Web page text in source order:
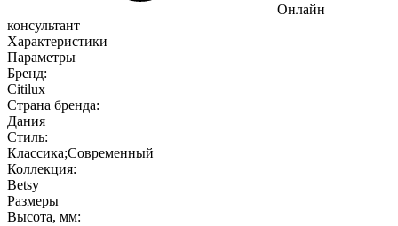
Онлайн
консультант
Характеристики
Параметры
Бренд:
Citilux
Страна бренда:
Дания
Стиль:
Классика;Современный
Коллекция:
Betsy
Размеры
Высота, мм: